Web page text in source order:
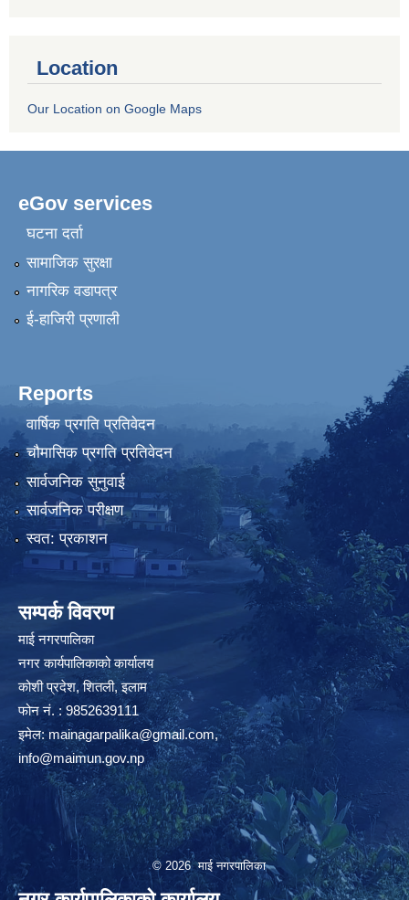
Location
Our Location on Google Maps
eGov services
घटना दर्ता
सामाजिक सुरक्षा
नागरिक वडापत्र
ई-हाजिरी प्रणाली
Reports
वार्षिक प्रगति प्रतिवेदन
चौमासिक प्रगति प्रतिवेदन
सार्वजनिक सुनुवाई
सार्वजनिक परीक्षण
स्वत: प्रकाशन
सम्पर्क विवरण
माई नगरपालिका
नगर कार्यपालिकाको कार्यालय
कोशी प्रदेश, शितली, इलाम
फोन नं. : 9852639111
इमेल:mainagarpalika@gmail.com,
info@maimun.gov.np
© 2026 माई नगरपालिका